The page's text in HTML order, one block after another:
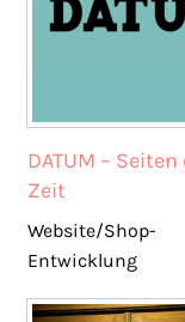
DATUM – Seiten
Zeit
Website/Shop-
Entwicklung